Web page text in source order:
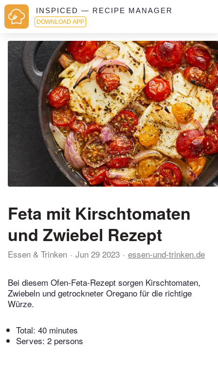
INSPICED — RECIPE MANAGER
DOWNLOAD APP
Feta mit Kirschtomaten
und Zwiebel Rezept
Essen & Trinken Jun 29 2023 essen-und-trinken.de
Bei diesem Ofen-Feta-Rezept sorgen Kirschtomaten,
Zwiebeln und getrockneter Oregano für die richtige
Würze.
Total: 40 minutes
Serves: 2 persons